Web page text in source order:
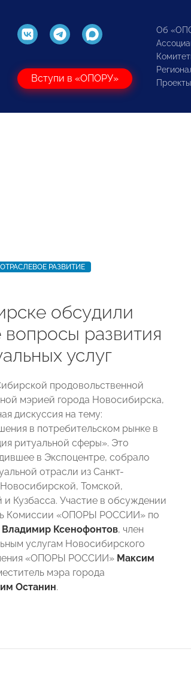
Вступи в «ОПОРУ»
Об
Проекты
ОТРАСЛЕВОЕ РАЗВИТИЕ
обсудили
вопросы развития
услуг
продовольственной
мэрией города Новосибирска,
дискуссия на тему:
в потребительском рынке в
ритуальной сферы». Это
в Экспоцентре, собрало
отрасли из Санкт-
Томской,
Кузбасса. Участие в обсуждении
Комиссии «ОПОРЫ РОССИИ» по
Владимир Ксенофонтов, член
услугам Новосибирского
«ОПОРЫ РОССИИ» Максим
мэра города
Останин.